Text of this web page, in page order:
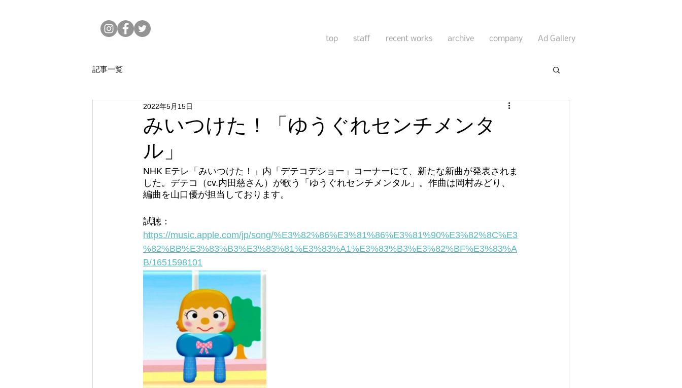
top staff recent works archive company Ad Gallery
記事一覧
みいつけた！「ゆうぐれセンチメンタ
ル」
2022年5月15日
NHK Eテレ「みいつけた！」内「デテコデショー」コーナーにて、新たな新曲が発表されま
した。デテコ（cv.内田慈さん）が歌う「ゆうぐれセンチメンタル」。作曲は岡村みどり、
編曲を山口優が担当しております。
試聴：
https://music.apple.com/jp/song/%E3%82%86%E3%81%86%E3%81%90%E3%82%8C%E3
%82%BB%E3%83%B3%E3%83%81%E3%83%A1%E3%83%B3%E3%82%BF%E3%83%A
B/1651598101